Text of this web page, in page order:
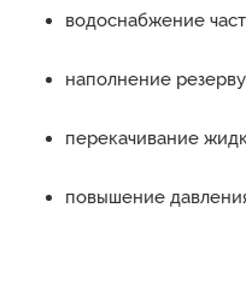
водоснабжение
наполнение
перекачивание
повышение